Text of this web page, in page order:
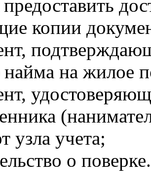
копии
найма на жилое
узла учета;
о поверке.